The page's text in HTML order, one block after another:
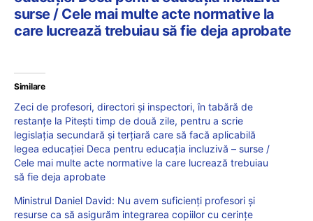
surse / Cele mai multe acte normative la
care lucrează trebuiau să fie deja aprobate
Similare
Zeci de profesori, directori și inspectori, în tabără de
restanțe la Pitești timp de două zile, pentru a scrie
legislația secundară și terțiară care să facă aplicabilă
legea educației Deca pentru educația incluzivă – surse /
Cele mai multe acte normative la care lucrează trebuiau
să fie deja aprobate
Ministrul Daniel David: Nu avem suficienți profesori și
resurse ca să asigurăm integrarea copiilor cu cerințe